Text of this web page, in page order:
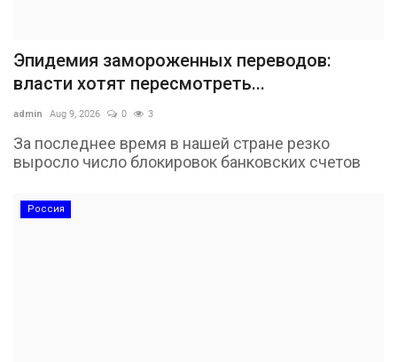
Эпидемия замороженных переводов:
власти хотят пересмотреть...
admin Aug 9, 2026 0 3
За последнее время в нашей стране резко
выросло число блокировок банковских счетов
Россия